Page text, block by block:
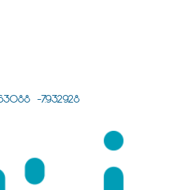
-7.932928